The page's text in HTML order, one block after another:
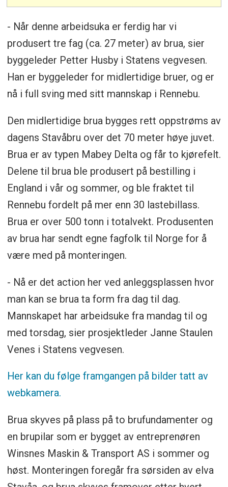
- Når denne arbeidsuka er ferdig har vi
produsert tre fag (ca. 27 meter) av brua, sier
byggeleder Petter Husby i Statens vegvesen.
Han er byggeleder for midlertidige bruer, og er
nå i full sving med sitt mannskap i Rennebu.
Den midlertidige brua bygges rett oppstrøms av
dagens Stavåbru over det 70 meter høye juvet.
Brua er av typen Mabey Delta og får to kjørefelt.
Delene til brua ble produsert på bestilling i
England i vår og sommer, og ble fraktet til
Rennebu fordelt på mer enn 30 lastebillass.
Brua er over 500 tonn i totalvekt. Produsenten
av brua har sendt egne fagfolk til Norge for å
være med på monteringen.
- Nå er det action her ved anleggsplassen hvor
man kan se brua ta form fra dag til dag.
Mannskapet har arbeidsuke fra mandag til og
med torsdag, sier prosjektleder Janne Staulen
Venes i Statens vegvesen.
Her kan du følge framgangen på bilder tatt av
webkamera.
Brua skyves på plass på to brufundamenter og
en brupilar som er bygget av entreprenøren
Winsnes Maskin & Transport AS i sommer og
høst. Monteringen foregår fra sørsiden av elva